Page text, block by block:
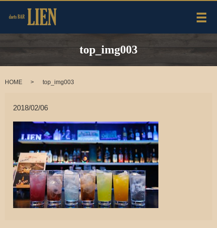
メ
top_img003
HOME top_img003
2018/02/06